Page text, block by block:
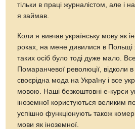
тільки в праці журналістом, але і
я займав.
Коли я вивчав українську мову як
роках, на мене дивилися в Польщі
таких осіб було тоді дуже мало.
Помаранчевої революції, відколи
своєрідна мода на Україну і все
мовою. Наші безкоштовні е-курси
іноземної користуються великим
успішно функціонують також
мови як іноземної.